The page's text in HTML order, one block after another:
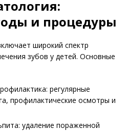
и процедуры
широкий спектр
зубов у детей. Основные
регулярные
профилактические осмотры и
удаление пораженной